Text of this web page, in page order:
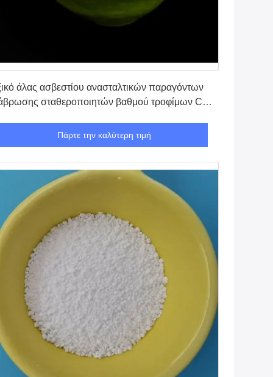
άλας ασβεστίου ανασταλτικών παραγόντων
σταθεροποιητών βαθμού τροφίμων CAS
Πάρτε την καλύτερη τιμή